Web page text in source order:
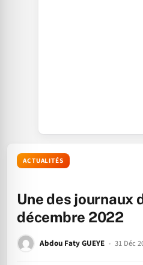
ACTUALITÉS
Une des journaux
décembre 2022
Abdou Faty GUEYE 31 Déc